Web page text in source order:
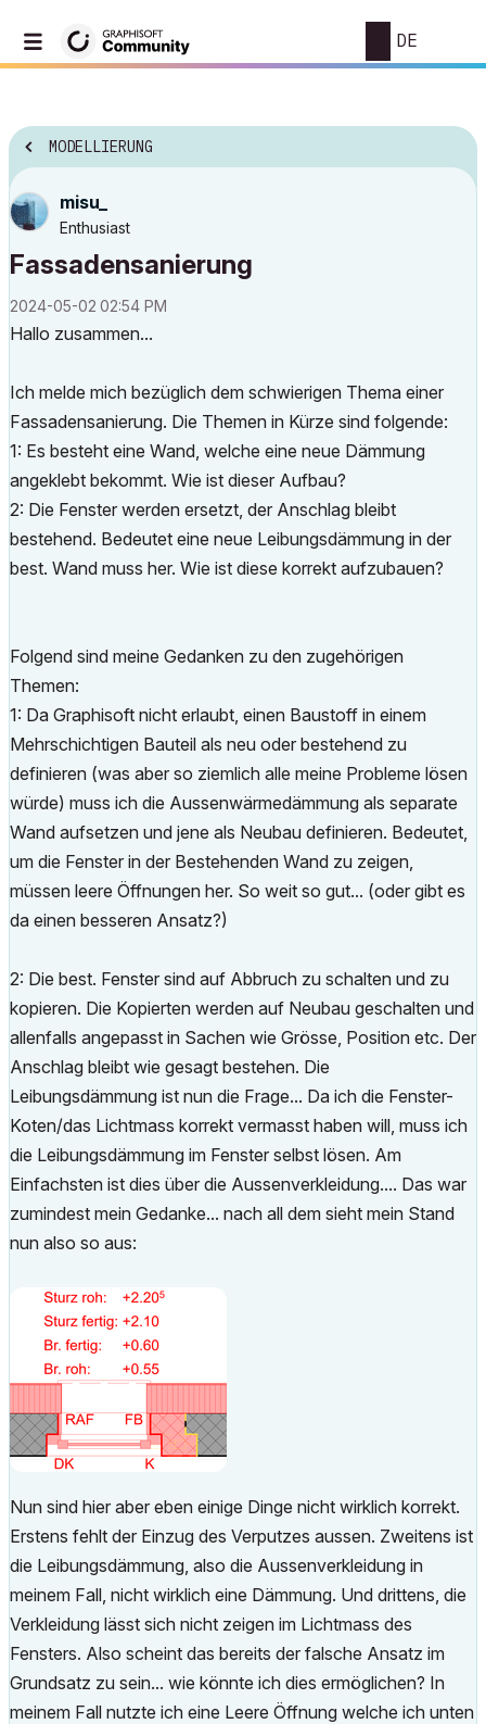
DE
MODELLIERUNG
misu_
Enthusiast
Fassadensanierung
‎2024-05-02 02:54 PM
Hallo zusammen...
Ich melde mich bezüglich dem schwierigen Thema einer
Fassadensanierung. Die Themen in Kürze sind folgende:
1: Es besteht eine Wand, welche eine neue Dämmung
angeklebt bekommt. Wie ist dieser Aufbau?
2: Die Fenster werden ersetzt, der Anschlag bleibt
bestehend. Bedeutet eine neue Leibungsdämmung in der
best. Wand muss her. Wie ist diese korrekt aufzubauen?
Folgend sind meine Gedanken zu den zugehörigen
Themen:
1: Da Graphisoft nicht erlaubt, einen Baustoff in einem
Mehrschichtigen Bauteil als neu oder bestehend zu
definieren (was aber so ziemlich alle meine Probleme lösen
würde) muss ich die Aussenwärmedämmung als separate
Wand aufsetzen und jene als Neubau definieren. Bedeutet,
um die Fenster in der Bestehenden Wand zu zeigen,
müssen leere Öffnungen her. So weit so gut... (oder gibt es
da einen besseren Ansatz?)
2: Die best. Fenster sind auf Abbruch zu schalten und zu
kopieren. Die Kopierten werden auf Neubau geschalten und
allenfalls angepasst in Sachen wie Grösse, Position etc. Der
Anschlag bleibt wie gesagt bestehen. Die
Leibungsdämmung ist nun die Frage... Da ich die Fenster-
Koten/das Lichtmass korrekt vermasst haben will, muss ich
die Leibungsdämmung im Fenster selbst lösen. Am
Einfachsten ist dies über die Aussenverkleidung.... Das war
zumindest mein Gedanke... nach all dem sieht mein Stand
nun also so aus:
Nun sind hier aber eben einige Dinge nicht wirklich korrekt.
Erstens fehlt der Einzug des Verputzes aussen. Zweitens ist
die Leibungsdämmung, also die Aussenverkleidung in
meinem Fall, nicht wirklich eine Dämmung. Und drittens, die
Verkleidung lässt sich nicht zeigen im Lichtmass des
Fensters. Also scheint das bereits der falsche Ansatz im
Grundsatz zu sein... wie könnte ich dies ermöglichen? In
meinem Fall nutzte ich eine Leere Öffnung welche ich unten